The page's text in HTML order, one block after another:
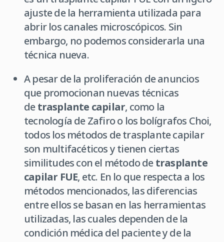
ajuste de la herramienta utilizada para
abrir los canales microscópicos. Sin
embargo, no podemos considerarla una
técnica nueva.
A pesar de la proliferación de anuncios
que promocionan nuevas técnicas
detrasplante capilar, como la
tecnología de Zafiro o los bolígrafos Choi,
todos los métodos de trasplante capilar
son multifacéticos y tienen ciertas
similitudes con el método detrasplante
capilar FUE, etc. En lo que respecta a los
métodos mencionados, las diferencias
entre ellos se basan en las herramientas
utilizadas, las cuales dependen de la
condición médica del paciente y de la